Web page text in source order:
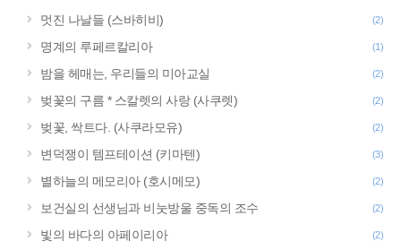
멋진 나날들 (스바히비) (2)
명계의 루페르칼리아 (1)
밤을 헤매는, 우리들의 미아교실 (2)
벚꽃의 구름 * 스칼렛의 사랑 (사쿠렛) (2)
벚꽃, 싹트다. (사쿠라모유) (2)
변덕쟁이 템프테이션 (키마텐) (3)
별하늘의 메모리아 (호시메모) (2)
보건실의 선생님과 비눗방울 중독의 조수 (2)
빛의 바다의 아페이리아 (2)